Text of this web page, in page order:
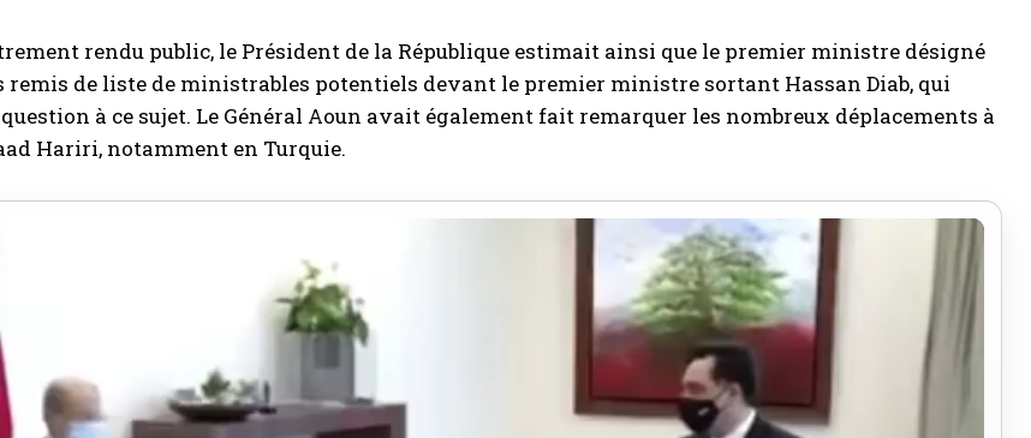
rendu public, le Président de la République estimait ainsi que le premier ministre désigné
remis de liste de ministrables potentiels devant le premier ministre sortant Hassan Diab, qui
à ce sujet. Le Général Aoun avait également fait remarquer les nombreux déplacements à
Hariri, notamment en Turquie.